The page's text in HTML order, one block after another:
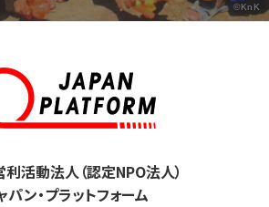
©KnK
活動法人（認定NPO法人）
パン・プラットフォーム